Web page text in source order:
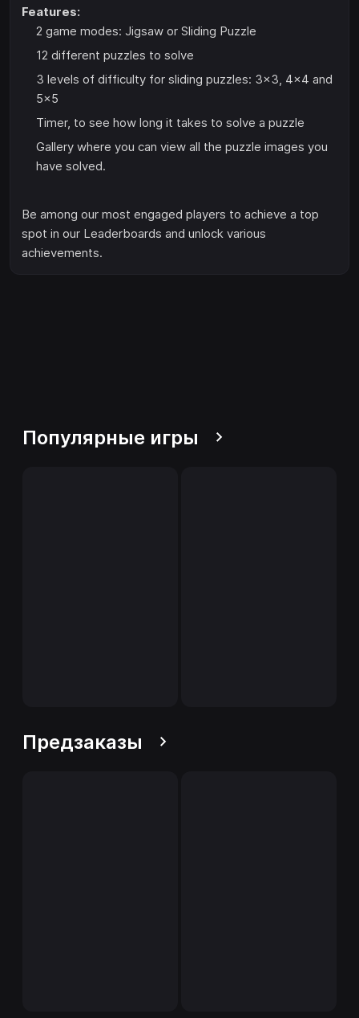
Features:
2 game modes: Jigsaw or Sliding Puzzle
12 different puzzles to solve
3 levels of difficulty for sliding puzzles: 3x3, 4x4 and
5x5
Timer, to see how long it takes to solve a puzzle
Gallery where you can view all the puzzle images you
have solved.
Be among our most engaged players to achieve a top
spot in our Leaderboards and unlock various
achievements.
Популярные игры
Предзаказы